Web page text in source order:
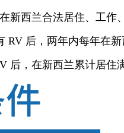
西兰合法居住、工作
后，两年内每年在
，在新西兰累计居住